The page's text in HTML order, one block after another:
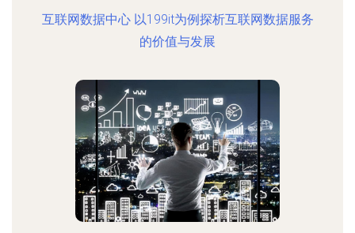
互联网数据中心 以199it为例探析互联网数据服务
的价值与发展